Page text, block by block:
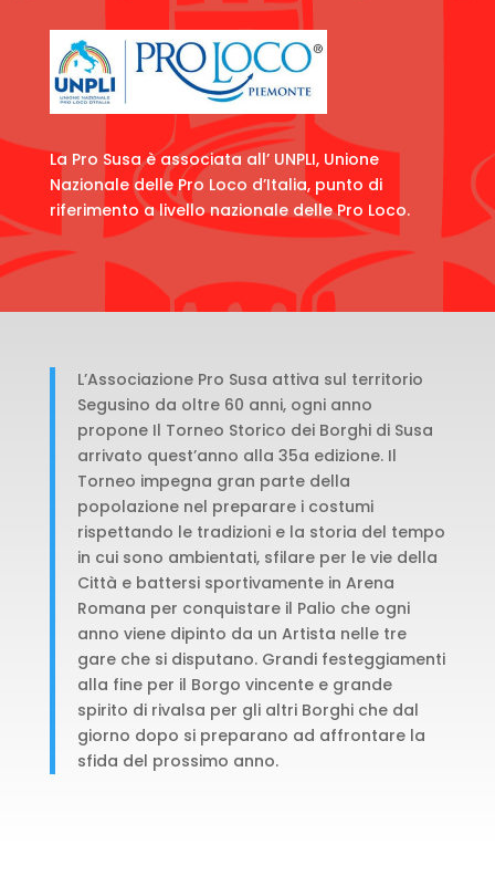
La Pro Susa è associata all’ UNPLI, Unione
Nazionale delle Pro Loco d’Italia, punto di
riferimento a livello nazionale delle Pro Loco.
L’Associazione Pro Susa attiva sul territorio
Segusino da oltre 60 anni, ogni anno
propone Il Torneo Storico dei Borghi di Susa
arrivato quest’anno alla 35a edizione. Il
Torneo impegna gran parte della
popolazione nel preparare i costumi
rispettando le tradizioni e la storia del tempo
in cui sono ambientati, sfilare per le vie della
Città e battersi sportivamente in Arena
Romana per conquistare il Palio che ogni
anno viene dipinto da un Artista nelle tre
gare che si disputano. Grandi festeggiamenti
alla fine per il Borgo vincente e grande
spirito di rivalsa per gli altri Borghi che dal
giorno dopo si preparano ad affrontare la
sfida del prossimo anno.